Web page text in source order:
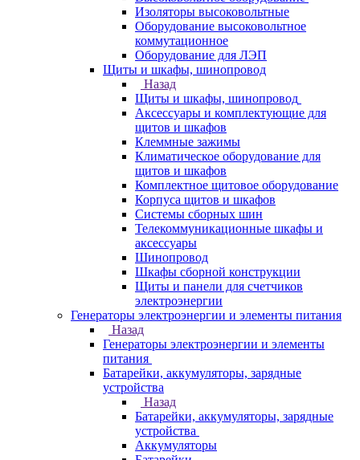
Изоляторы высоковольтные
Оборудование высоковольтное
коммутационное
Оборудование для ЛЭП
Щиты и шкафы, шинопровод
Назад
Щиты и шкафы, шинопровод
Аксессуары и комплектующие для
щитов и шкафов
Клеммные зажимы
Климатическое оборудование для
щитов и шкафов
Комплектное щитовое оборудование
Корпуса щитов и шкафов
Системы сборных шин
Телекоммуникационные шкафы и
аксессуары
Шинопровод
Шкафы сборной конструкции
Щиты и панели для счетчиков
электроэнергии
Генераторы электроэнергии и элементы питания
Назад
Генераторы электроэнергии и элементы
питания
Батарейки, аккумуляторы, зарядные
устройства
Назад
Батарейки, аккумуляторы, зарядные
устройства
Аккумуляторы